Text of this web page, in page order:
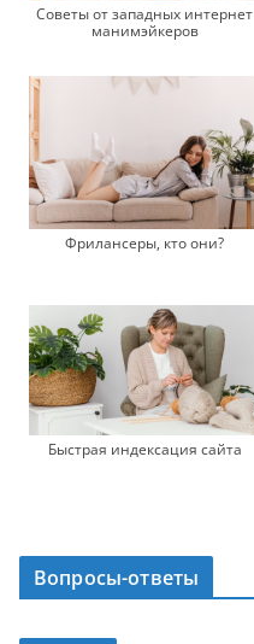
Советы от западных интернет
манимэйкеров
Фрилансеры, кто они?
Быстрая индексация сайта
Вопросы-ответы